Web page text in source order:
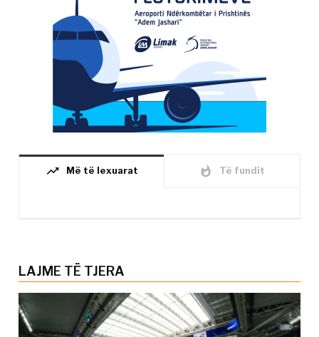
trending_up Më të lexuarat whatshot Të fundit
LAJME TË TJERA